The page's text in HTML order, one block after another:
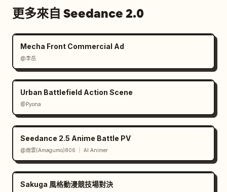
更多來自 Seedance 2.0
Mecha Front Commercial Ad
@李岳
Urban Battlefield Action Scene
@Pyona
Seedance 2.5 Anime Battle PV
@雨雲(Amagumo)806 ｜ AI Animer
Sakuga 風格動漫競技場對決